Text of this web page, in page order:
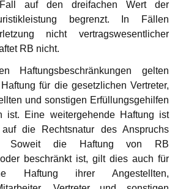
auf den dreifachen Wert der
begrenzt. In Fällen
nicht vertragswesentlicher
RB nicht.
Haftungsbeschränkungen gelten
für die gesetzlichen Vertreter,
und sonstigen Erfüllungsgehilfen
ist. Eine weitergehende Haftung ist
die Rechtsnatur des Anspruchs
Soweit die Haftung von RB
beschränkt ist, gilt dies auch für
Haftung ihrer Angestellten,